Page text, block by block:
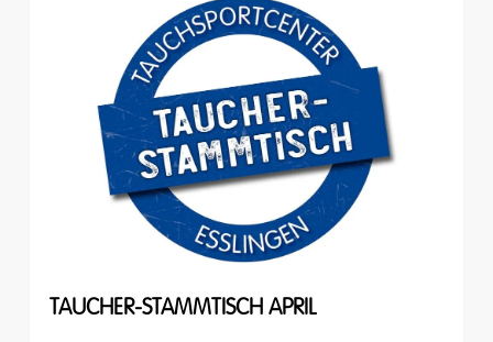
TAUCHER-STAMMTISCH APRIL